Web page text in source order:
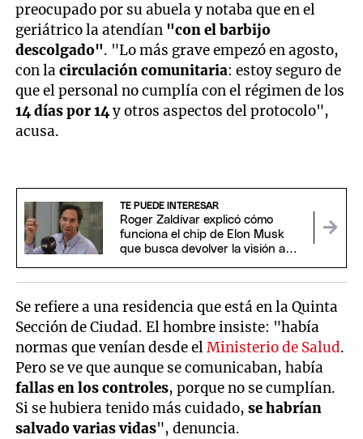
preocupado por su abuela y notaba que en el
geriátrico la atendían "con el barbijo
descolgado". "Lo más grave empezó en agosto,
con lacirculación comunitaria: estoy seguro de
que el personal no cumplía con el régimen de los
14 días por 14y otros aspectos del protocolo",
acusa.
TE PUEDE INTERESAR
Roger Zaldívar explicó cómo
funciona el chip de Elon Musk
que busca devolver la visión a
Se refiere a una residencia que está en la Quinta
Sección de Ciudad. El hombre insiste: "había
normas que venían desde elMinisterio de Salud.
Pero se ve que aunque se comunicaban, había
fallas en los controles, porque no se cumplían.
Si se hubiera tenido más cuidado,se habrían
salvado varias vidas", denuncia.